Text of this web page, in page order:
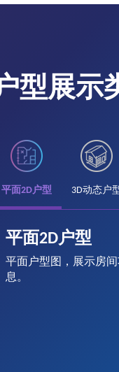
型展示
平面2D户型 3D动态户
平面2D户型
平面户型图，展示房
息。